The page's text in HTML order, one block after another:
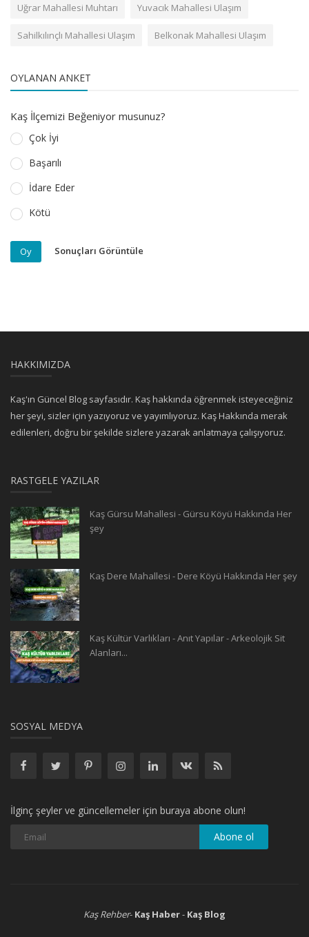
Uğrar Mahallesi Muhtarı Yuvacık Mahallesi Ulaşım
Sahilkılınçlı Mahallesi Ulaşım Belkonak Mahallesi Ulaşım
OYLANAN ANKET
Kaş İlçemizi Beğeniyor musunuz?
Çok İyi
Başarılı
İdare Eder
Kötü
Oy Sonuçları Görüntüle
HAKKIMIZDA
Kaş'ın Güncel Blog sayfasıdır. Kaş hakkında öğrenmek isteyeceğiniz
her şeyi, sizler için yazıyoruz ve yayımlıyoruz. Kaş Hakkında merak
edilenleri, doğru bir şekilde sizlere yazarak anlatmaya çalışıyoruz.
RASTGELE YAZILAR
Kaş Gürsu Mahallesi - Gürsu Köyü Hakkında Her
şey
Kaş Dere Mahallesi - Dere Köyü Hakkında Her şey
Kaş Kültür Varlıkları - Anıt Yapılar - Arkeolojik Sit
Alanları...
SOSYAL MEDYA
İlginç şeyler ve güncellemeler için buraya abone olun!
Kaş Rehber- Kaş Haber- Kaş Blog